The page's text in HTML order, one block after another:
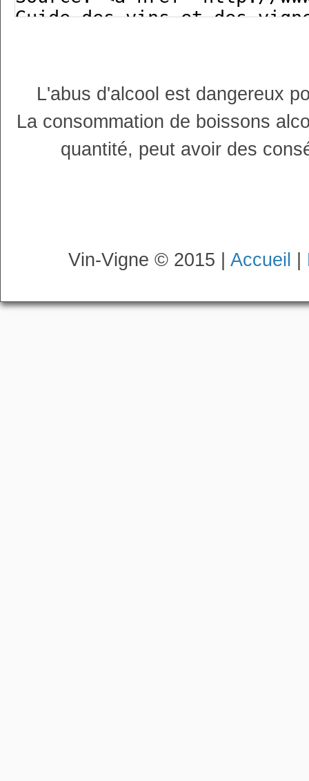
L'abus d'alcool est dangereux
La consommation de boissons
quantité, peut avoir des
Vin-Vigne © 2015 | Accueil